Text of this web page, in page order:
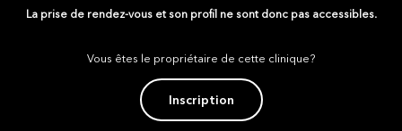
La prise de rendez-vous et son profil ne sont donc pas accessibles.
Vous êtes le propriétaire de cette clinique?
Inscription